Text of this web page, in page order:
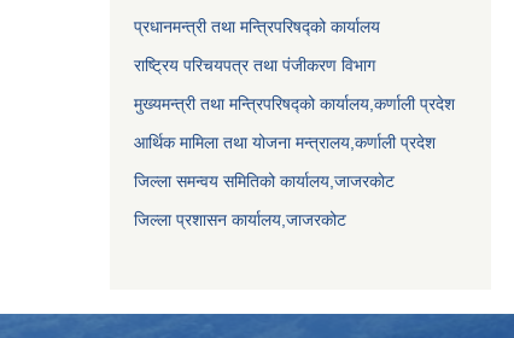
प्रधानमन्त्री तथा मन्त्रिपरिषद्को कार्यालय
राष्ट्रिय परिचयपत्र तथा पंजीकरण विभाग
मुख्यमन्त्री तथा मन्त्रिपरिषद्को कार्यालय,कर्णाली प्रदेश
आर्थिक मामिला तथा योजना मन्त्रालय,कर्णाली प्रदेश
जिल्ला समन्वय समितिको कार्यालय,जाजरकाेट
जिल्ला प्रशासन कार्यालय,जाजरकोट